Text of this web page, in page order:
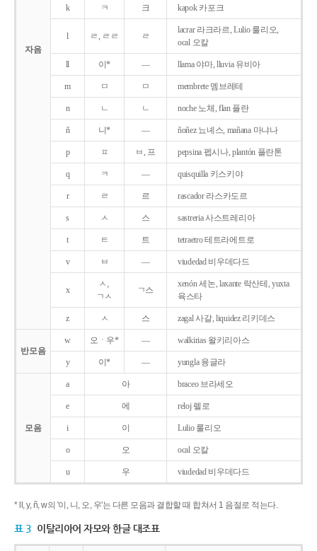
자음
k ㅋ 크 kapok 카포크
l ㄹ, ㄹㄹ ㄹ
lacrar 라크라르, Lulio 룰리오,
ocal 오칼
ll 이* ― llama 야마, lluvia 유비아
m ㅁ ㅁ membrete 멤브레테
n ㄴ ㄴ noche 노체, flan 플란
ñ 니* ― ñoñez 뇨녜스, mañana 마냐나
p ㅍ ㅂ, 프 pepsina 펩시나, plantón 플란톤
q ㅋ ― quisquilla 키스키야
r ㄹ 르 rascador 라스카도르
s ㅅ 스 sastreria 사스트레리아
t ㅌ 트 tetraetro 테트라에트로
v ㅂ ― viudedad 비우데다드
x
ㅅ,
ㄱㅅ
ㄱ스
xenón 세논, laxante 락산테, yuxta
육스타
z ㅅ 스 zagal 사갈, liquidez 리키데스
반모음
w 오ㆍ우* ― walkirias 왈키리아스
y 이* ― yungla 융글라
모음
a 아 braceo 브라세오
e 에 reloj 렐로
i 이 Lulio 룰리오
o 오 ocal 오칼
u 우 viudedad 비우데다드
* ll, y, ñ, w의 '이, 니, 오, 우'는 다른 모음과 결합할 때 합쳐서 1 음절로 적는다.
표 3 이탈리아어 자모와 한글 대조표